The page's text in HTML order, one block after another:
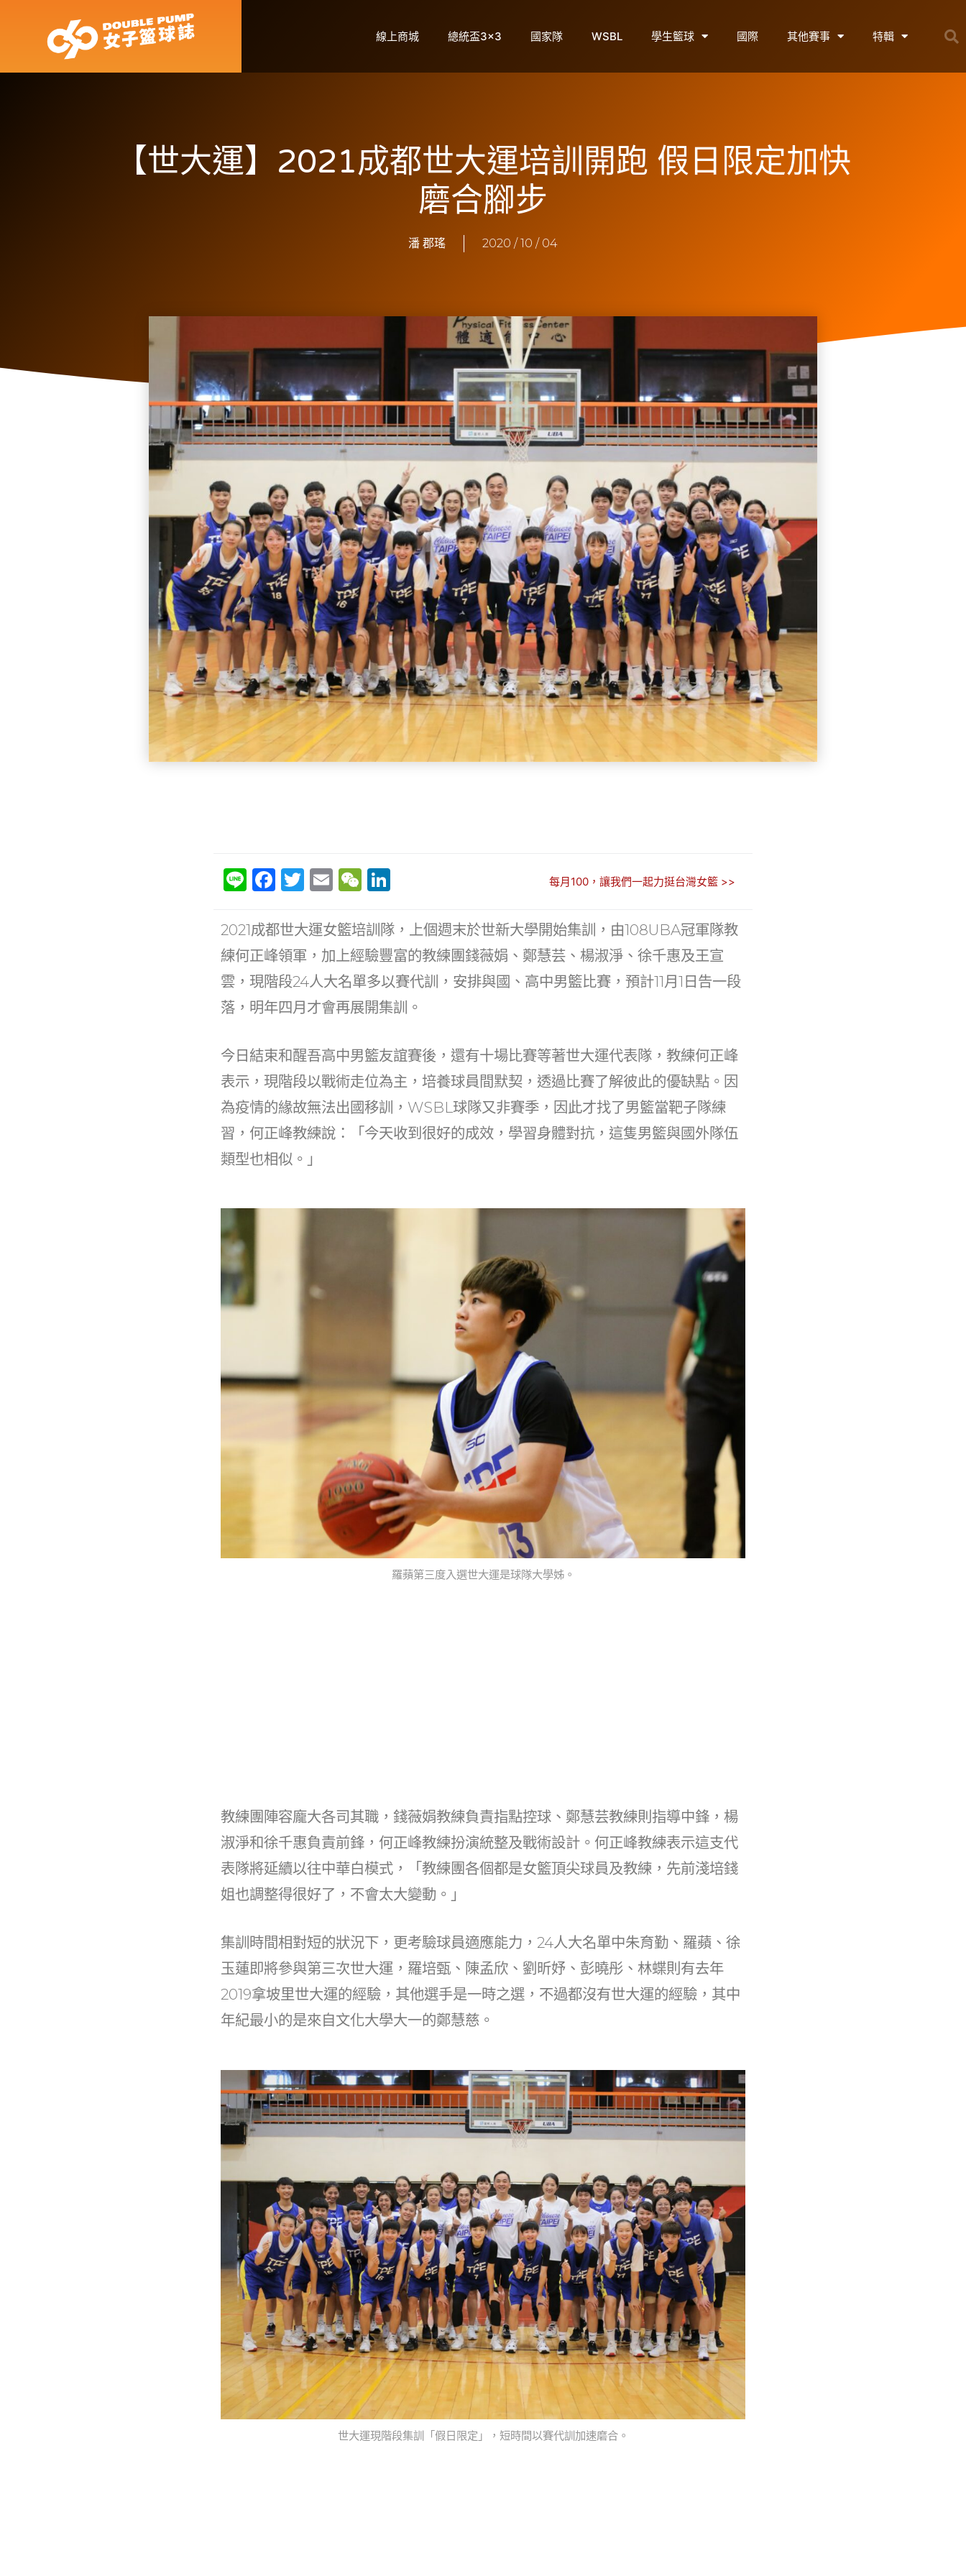
線上商城 總統盃3×3 國家隊 WSBL 學生籃球 國際 其他賽事 特輯
【世大運】2021成都世大運培訓開跑 假日限定加快
磨合腳步
潘 郡瑤 2020 / 10 / 04
Li
e
F
c
e
b
o
o
k
T
itt
er
E
ai
l
W
C
h
at
k
e
dI
n
每月100，讓我們一起力挺台灣女籃 >>
2021成都世大運女籃培訓隊，上個週末於世新大學開始集訓，由108UBA冠軍隊教
練何正峰領軍，加上經驗豐富的教練團錢薇娟、鄭慧芸、楊淑淨、徐千惠及王宣
雲，現階段24人大名單多以賽代訓，安排與國、高中男籃比賽，預計11月1日告一段
落，明年四月才會再展開集訓。
今日結束和醒吾高中男籃友誼賽後，還有十場比賽等著世大運代表隊，教練何正峰
表示，現階段以戰術走位為主，培養球員間默契，透過比賽了解彼此的優缺點。因
為疫情的緣故無法出國移訓，WSBL球隊又非賽季，因此才找了男籃當靶子隊練
習，何正峰教練說：「今天收到很好的成效，學習身體對抗，這隻男籃與國外隊伍
類型也相似。」
羅蘋第三度入選世大運是球隊大學姊。
教練團陣容龐大各司其職，錢薇娟教練負責指點控球、鄭慧芸教練則指導中鋒，楊
淑淨和徐千惠負責前鋒，何正峰教練扮演統整及戰術設計。何正峰教練表示這支代
表隊將延續以往中華白模式，「教練團各個都是女籃頂尖球員及教練，先前淺培錢
姐也調整得很好了，不會太大變動。」
集訓時間相對短的狀況下，更考驗球員適應能力，24人大名單中朱育勤、羅蘋、徐
玉蓮即將參與第三次世大運，羅培甄、陳孟欣、劉昕妤、彭曉彤、林蝶則有去年
2019拿坡里世大運的經驗，其他選手是一時之選，不過都沒有世大運的經驗，其中
年紀最小的是來自文化大學大一的鄭慧慈。
世大運現階段集訓「假日限定」，短時間以賽代訓加速磨合。